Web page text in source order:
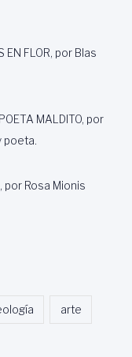
EN FLOR, por Blas
MALDITO, por
poeta.
por Rosa Mionis
arte